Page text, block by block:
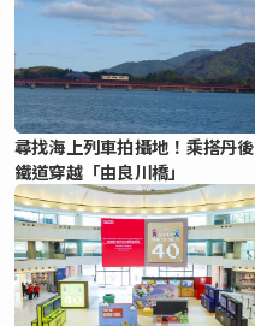
尋找海上列車拍攝地！乘搭丹後
鐵道穿越「由良川橋」